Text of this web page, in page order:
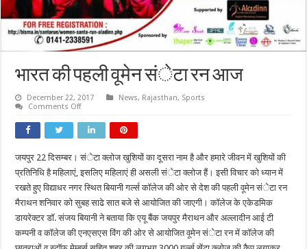
भारत की पहली वूमेन संेटा रन आज
December 22, 2017 News, Rajasthan, Sports
Comments Offon
की
पहली
वूमेन
संेटा
रन
आज
जयपुर 22 दिसम्बर। संेटा क्लोज खुशियों का दूसरा नाम है और हमारे जीवन में खुशियों की
प्रतिनिधि है महिलाएं, इसलिए महिलाएं ही असली संेटा क्लोज हैं। इसी विचार को ध्यान में
रखते हुए विद्याधर नगर स्थित बियानी गर्ल्स कॉलेज की ओर से देश की पहली वूमेन संेटा रन
मैराथन शनिवार को सुबह साढे सात बजे से आयोजित की जाएगी। कॉलेज के एकेडमिक
डायरेक्टर डॉ. संजय बियानी ने बताया कि एयू बैंक जयपुर मैराथन और अल्लादीन आई टी
कम्पनी व कॉलेज की एनएसएस विंग की ओर से आयोजित वूमेन संेटा रन में कॉलेज की